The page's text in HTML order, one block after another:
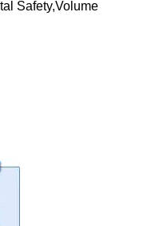
Safety,Volume